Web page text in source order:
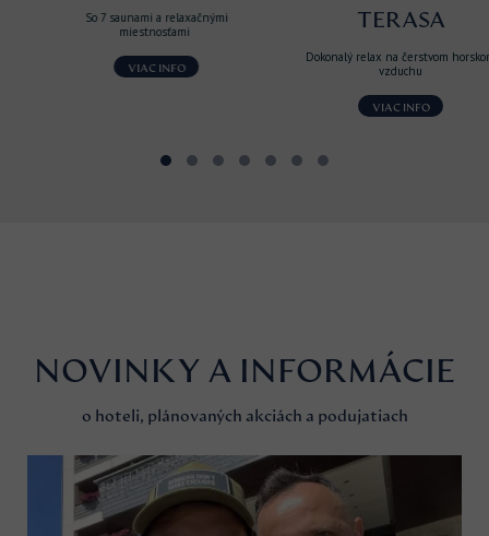
So 7 saunami a relaxačnými
miestnosťami
VIAC INFO
TERASA
Dokonalý relax na čerstvom horskom
vzduchu
VIAC INFO
NOVINKY A INFORMÁCIE
o hoteli, plánovaných akciách a podujatiach